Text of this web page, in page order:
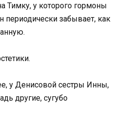
Тимку, у которого гормоны
периодически забывает, как
у Денисовой сестры Инны,
другие, сугубо